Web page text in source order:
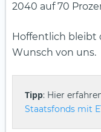
2040 auf 70
Hoffentlich bleibt
Wunsch von uns.
Tipp: Hier
Staatsfonds mit